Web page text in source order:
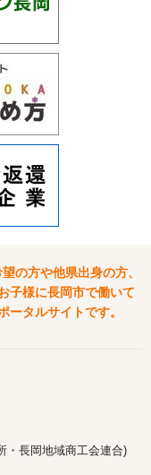
の方や他県出身の方、
子様に長岡市で働いて
ータルサイトです。
・長岡地域商工会連合)